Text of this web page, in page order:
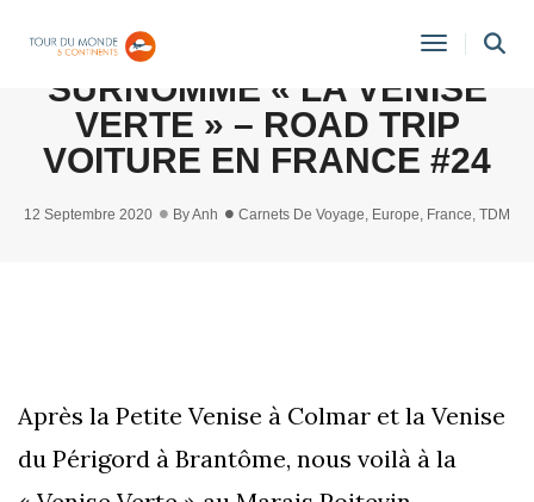
Toggle
LE MARAIS POITEVIN,
SURNOMMÉ « LA VENISE
VERTE » – ROAD TRIP
VOITURE EN FRANCE #24
12 Septembre 2020 ByAnh Carnets De Voyage, Europe, France, TDM
Après la Petite Venise à Colmar et la Venise
du Périgord à Brantôme, nous voilà à la